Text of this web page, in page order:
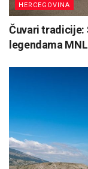
HERCEGOVINA
Čuvari tradicije:
legendama